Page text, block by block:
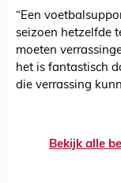
“Een
seizoen hetzelfde
moeten
het is fantastisch
die verrassing
Bekijk alle